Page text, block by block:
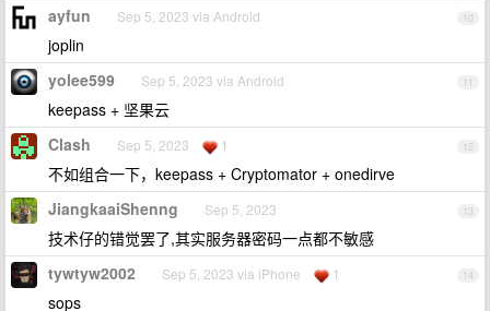
10
ayfun Sep 5, 2023 via Android
joplin
11
yolee599 Sep 5, 2023 via Android
keepass + 坚果云
12
Clash Sep 5, 2023 1
不如组合一下，keepass + Cryptomator + onedirve
13
JiangkaaiShenng Sep 5, 2023
技术仔的错觉罢了,其实服务器密码一点都不敏感
14
tywtyw2002 Sep 5, 2023 via iPhone 1
sops